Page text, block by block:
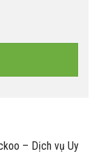
– Dịch vụ Uy